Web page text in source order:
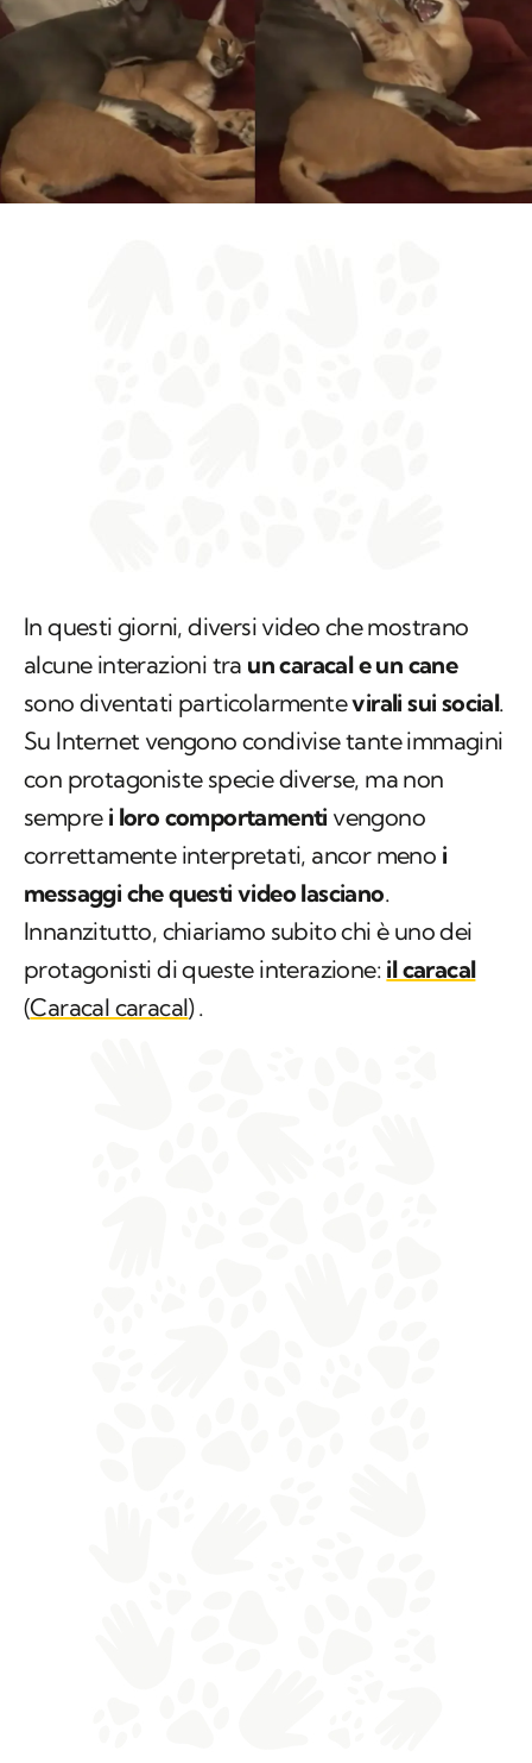
In questi giorni, diversi video che mostrano
alcune interazioni tra un caracal e un cane
sono diventati particolarmentevirali sui social.
Su Internet vengono condivise tante immagini
con protagoniste specie diverse, ma non
sempre i loro comportamenti vengono
correttamente interpretati, ancor meno i
messaggi che questi video lasciano.
Innanzitutto, chiariamo subito chi è uno dei
protagonisti di queste interazione: il caracal
(Caracal caracal).